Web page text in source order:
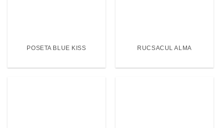
POSETA BLUE KISS RUCSACUL ALMA